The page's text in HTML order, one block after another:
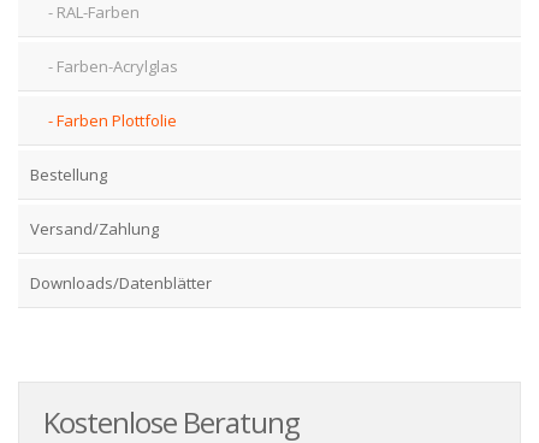
RAL-Farben
Farben-Acrylglas
Farben Plottfolie
Bestellung
Versand/Zahlung
Downloads/Datenblätter
Kostenlose Beratung